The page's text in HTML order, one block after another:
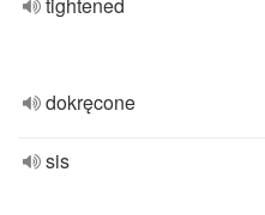
dokręcone
sis